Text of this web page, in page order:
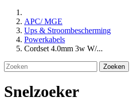
APC/ MGE
Ups & Stroombescherming
Powerkabels
Cordset 4.0mm 3w W/...
Zoeken
Snelzoeker